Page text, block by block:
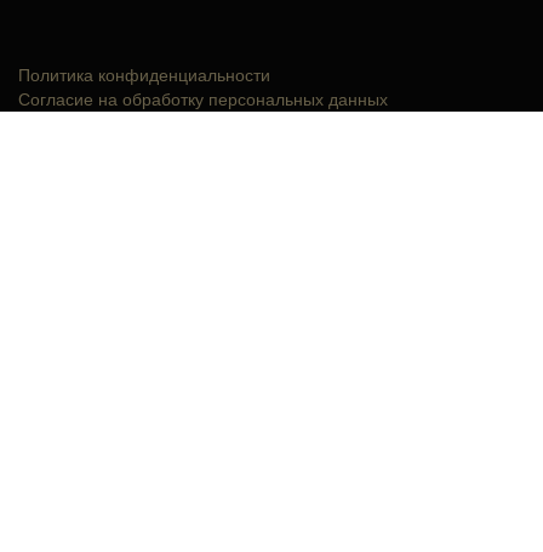
Политика конфиденциальности
Согласие на обработку персональных данных